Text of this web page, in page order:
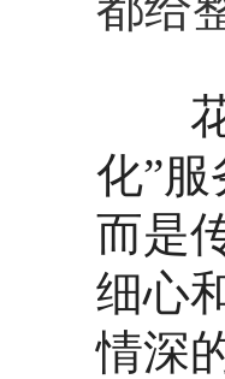
花
化”
而是
细心
情深